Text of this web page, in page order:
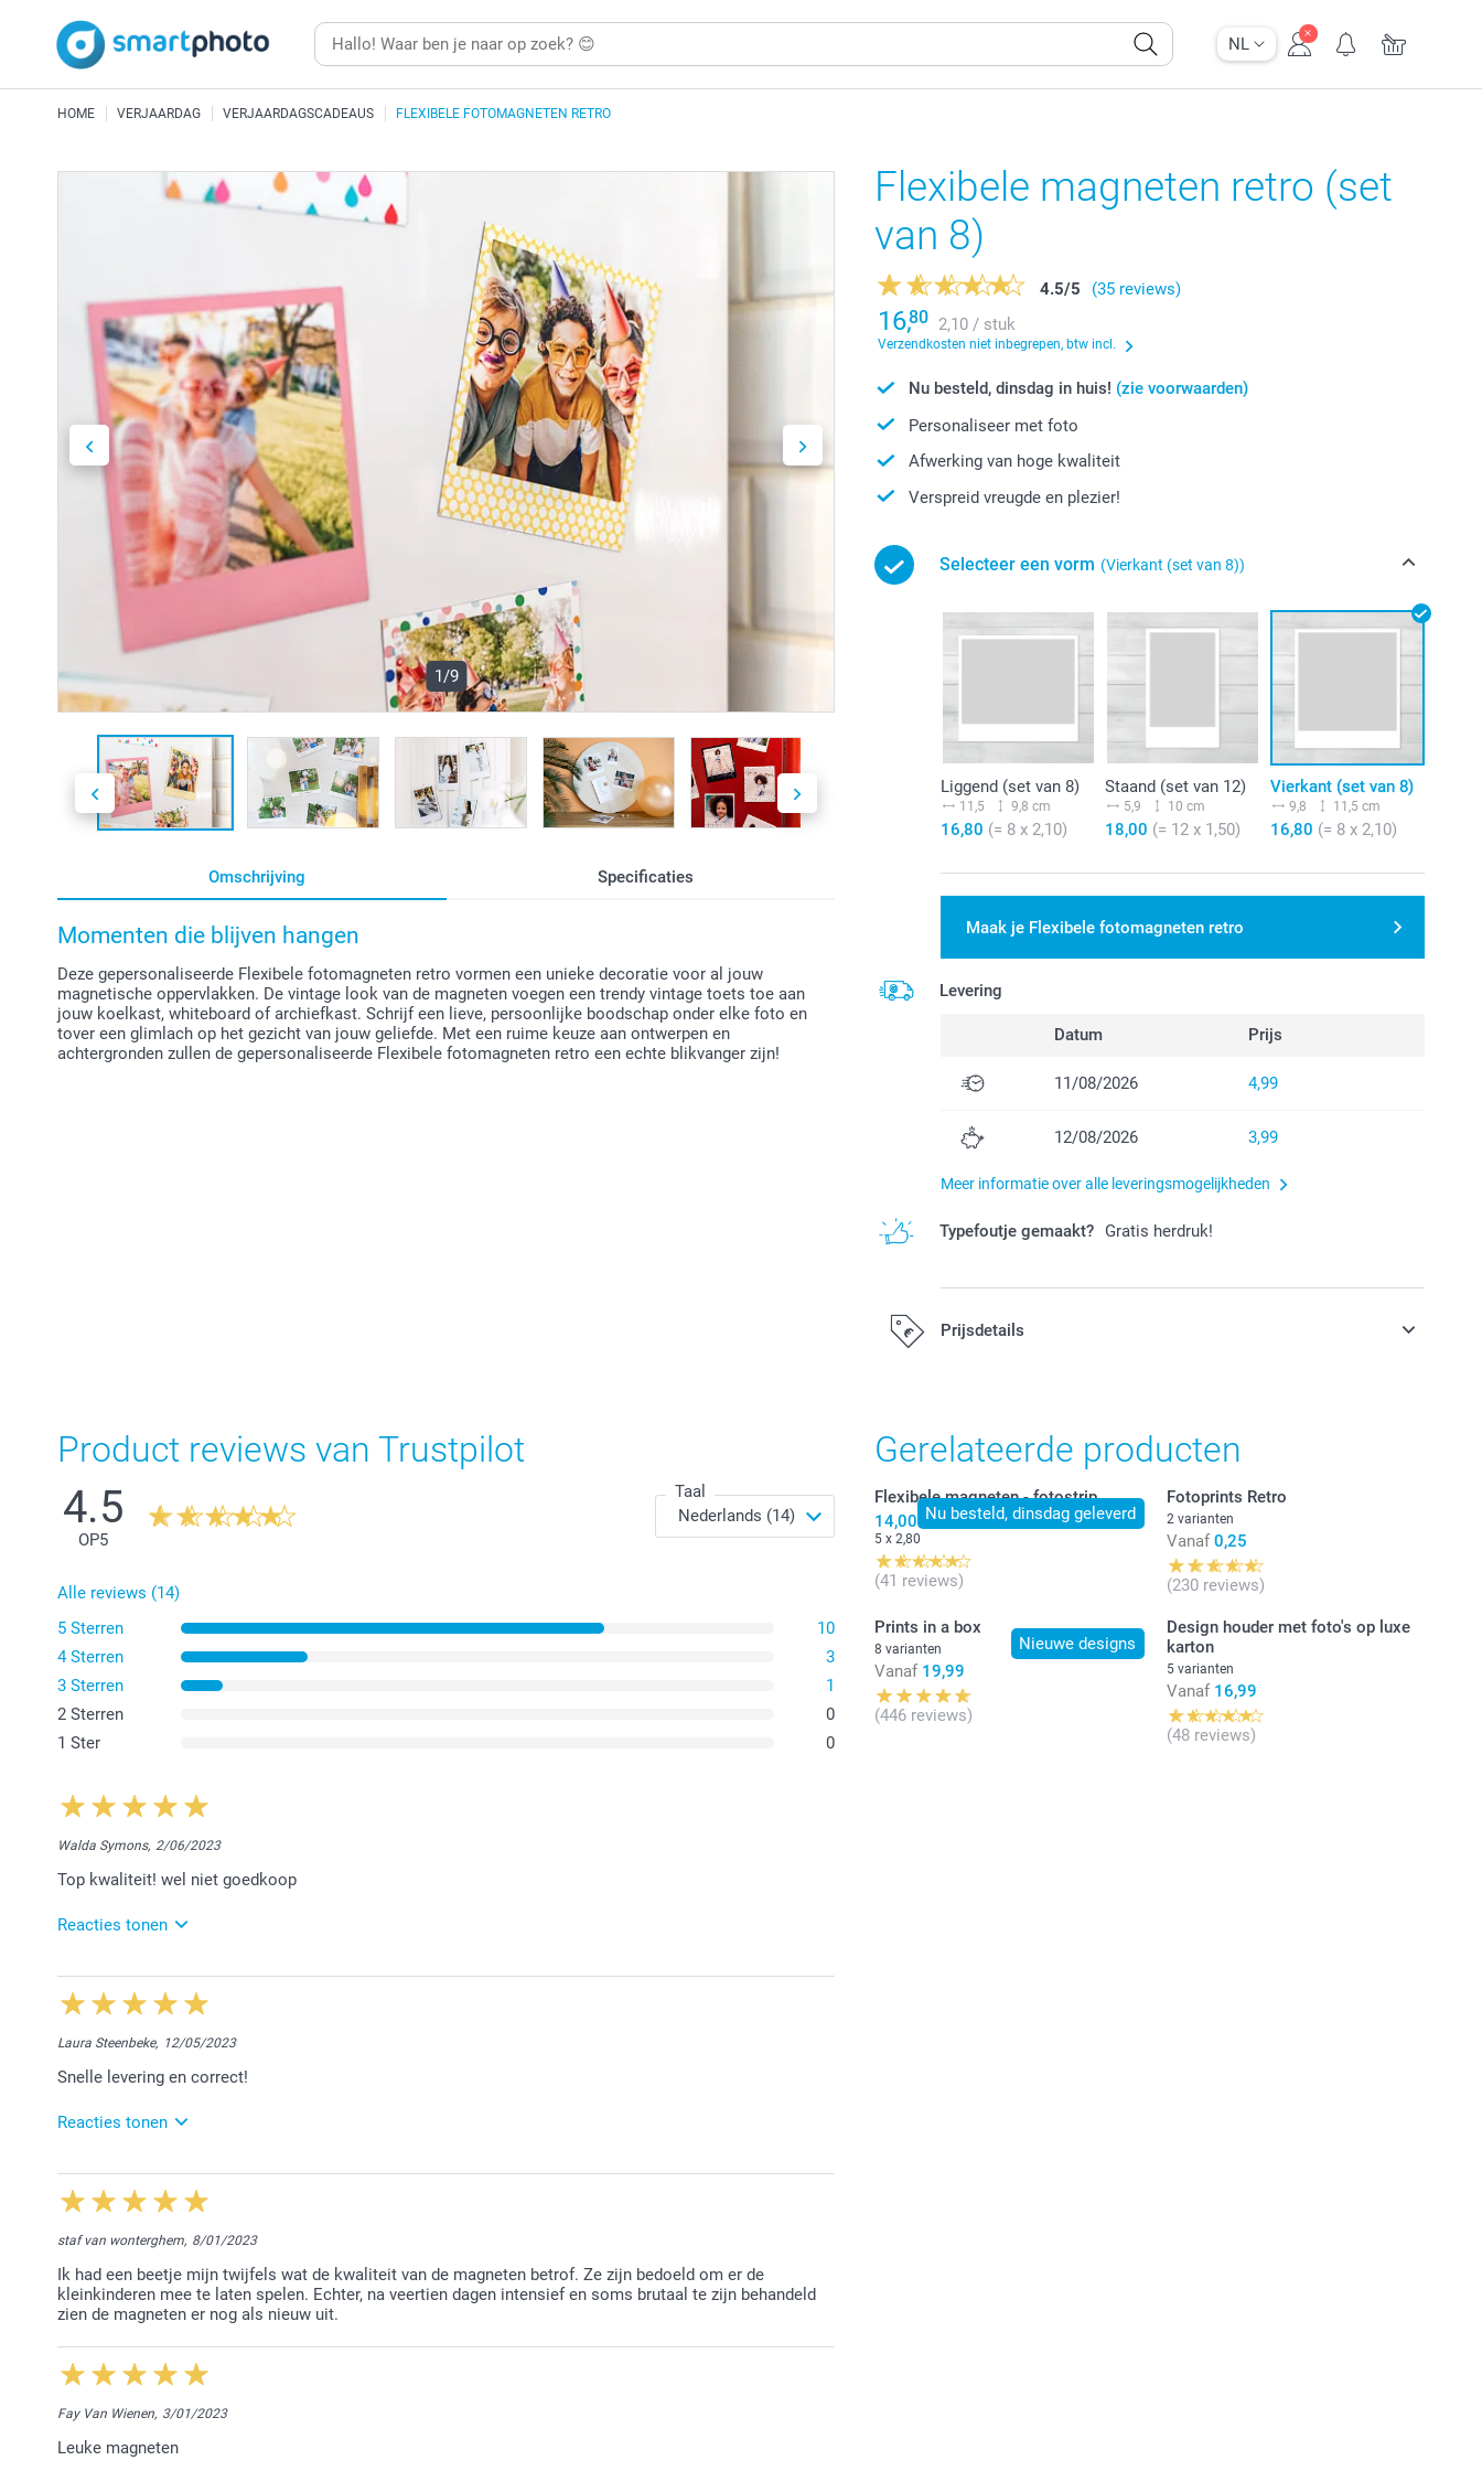
NL
HOME VERJAARDAG VERJAARDAGSCADEAUS FLEXIBELE FOTOMAGNETEN RETRO
1/9
Omschrijving Specificaties
Momenten die blijven hangen
Deze gepersonaliseerde Flexibele fotomagneten retro vormen een unieke decoratie voor al jouw
magnetische oppervlakken. De vintage look van de magneten voegen een trendy vintage toets toe aan
jouw koelkast, whiteboard of archiefkast. Schrijf een lieve, persoonlijke boodschap onder elke foto en
tover een glimlach op het gezicht van jouw geliefde. Met een ruime keuze aan ontwerpen en
achtergronden zullen de gepersonaliseerde Flexibele fotomagneten retro een echte blikvanger zijn!
Flexibele magneten retro (set
van 8)
4.5/5 (35 reviews)
16,80 2,10 / stuk
Verzendkosten niet inbegrepen, btw incl.
Nu besteld, dinsdag in huis! (zie voorwaarden)
Personaliseer met foto
Afwerking van hoge kwaliteit
Verspreid vreugde en plezier!
Selecteer een vorm (Vierkant (set van 8))
Liggend (set van 8)
11,5 9,8 cm
16,80 (= 8 x 2,10)
Staand (set van 12)
5,9 10 cm
18,00 (= 12 x 1,50)
Vierkant (set van 8)
9,8 11,5 cm
16,80 (= 8 x 2,10)
Maak je Flexibele fotomagneten retro
Levering
Datum Prijs
11/08/2026 4,99
12/08/2026 3,99
Meer informatie over alle leveringsmogelijkheden
Typefoutje gemaakt? Gratis herdruk!
Prijsdetails
Product reviews van Trustpilot
4.5
OP5
Taal
Alle reviews (14)
5 Sterren
10
4 Sterren
3
3 Sterren
1
2 Sterren
0
1 Ster
0
Walda Symons, 2/06/2023
Top kwaliteit! wel niet goedkoop
Reacties tonen
5/06/2023
15:29
Beste Walda,
producten terugvinden op onze site. Bij vragen/opmerkingen mag je gerust contact opnemen met
Laura Steenbeke, 12/05/2023
Snelle levering en correct!
Reacties tonen
23/05/2023
15:16
Beste Laura,
Vriendelijke groet!
Nathalie @smartphoto
staf van wonterghem, 8/01/2023
Ik had een beetje mijn twijfels wat de kwaliteit van de magneten betrof. Ze zijn bedoeld om er de
kleinkinderen mee te laten spelen. Echter, na veertien dagen intensief en soms brutaal te zijn behandeld
zien de magneten er nog als nieuw uit.
Fay Van Wienen, 3/01/2023
Leuke magneten
Gerelateerde producten
Nu besteld, dinsdag geleverd
Flexibele magneten - fotostrip
14,00
5 x 2,80
(41 reviews)
Fotoprints Retro
2 varianten
Vanaf 0,25
(230 reviews)
Nieuwe designs
Prints in a box
8 varianten
Vanaf 19,99
(446 reviews)
Design houder met foto's op luxe
karton
5 varianten
Vanaf 16,99
(48 reviews)